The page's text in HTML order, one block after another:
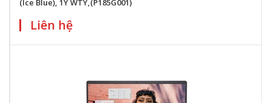
(Ice Blue), 1Y WTY,(P185G001)
Liên hệ